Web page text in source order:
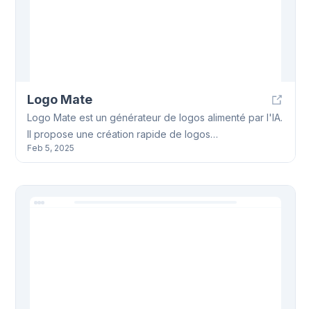
Logo Mate
Logo Mate est un générateur de logos alimenté par l'IA.
Il propose une création rapide de logos
professionnels, une diversité de modèles et des
pourrait le dire. L'outil Logo Mate offre une expérience
utilisateur intuitive et accessible à tous, sans nécessiter
Feb 5, 2025